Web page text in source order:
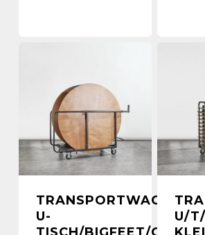
TRANSPORTWAGEN
U-
U/